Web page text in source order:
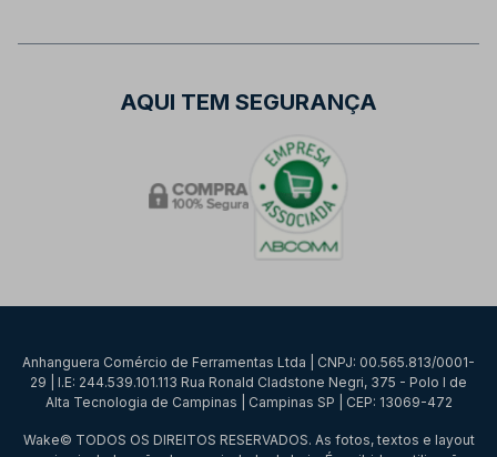
AQUI TEM SEGURANÇA
Anhanguera Comércio de Ferramentas Ltda | CNPJ: 00.565.813/0001-
29 | I.E: 244.539.101.113 Rua Ronald Cladstone Negri, 375 - Polo I de
Alta Tecnologia de Campinas | Campinas SP | CEP: 13069-472
Wake© TODOS OS DIREITOS RESERVADOS. As fotos, textos e layout